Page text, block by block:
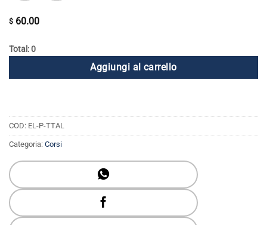
$ 60.00
Total: 0
Aggiungi al carrello
COD: EL-P-TTAL
Categoria: Corsi